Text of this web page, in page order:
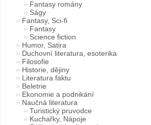
Fantasy romány
Ságy
Fantasy, Sci-fi
Fantasy
Science fiction
Humor, Satira
Duchovní literatura, esoterika
Filosofie
Historie, dějiny
Literatura faktu
Beletrie
Ekonomie a podnikání
Naučná literatura
Turistický pruvodce
Kuchařky, Nápoje